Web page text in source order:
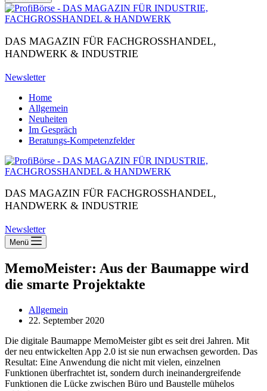
DAS MAGAZIN FÜR FACHGROSSHANDEL,
HANDWERK & INDUSTRIE
Newsletter
Home
Allgemein
Neuheiten
Im Gespräch
Beratungs-Kompetenzfelder
DAS MAGAZIN FÜR FACHGROSSHANDEL,
HANDWERK & INDUSTRIE
Newsletter
Menü
MemoMeister: Aus der Baumappe wird
die smarte Projektakte
Allgemein
22. September 2020
Die digitale Baumappe MemoMeister gibt es seit drei Jahren. Mit
der neu entwickelten App 2.0 ist sie nun erwachsen geworden. Das
Resultat: Eine Anwendung die nicht mit vielen, einzelnen
Funktionen überfrachtet ist, sondern durch ineinandergreifende
Funktionen die Lücke zwischen Büro und Baustelle mühelos